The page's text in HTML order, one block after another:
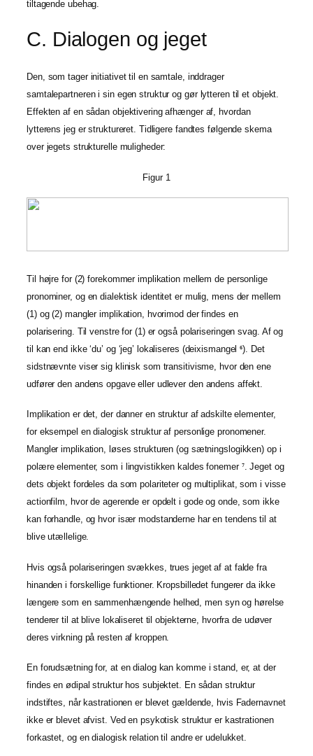
tiltagende ubehag.
C. Dialogen og jeget
Den, som tager initiativet til en samtale, inddrager
samtalepartneren i sin egen struktur og gør lytteren til et objekt.
Effekten af en sådan objektivering afhænger af, hvordan
lytterens jeg er struktureret. Tidligere fandtes følgende skema
over jegets strukturelle muligheder:
Figur 1
Til højre for (2) forekommer implikation mellem de personlige
pronominer, og en dialektisk identitet er mulig, mens der mellem
(1) og (2) mangler implikation, hvorimod der findes en
polarisering. Til venstre for (1) er også polariseringen svag. Af og
til kan end ikke ‘du’ og ‘jeg’ lokaliseres (deixismangel
6). Det
sidstnævnte viser sig klinisk som transitivisme, hvor den ene
udfører den andens opgave eller udlever den andens affekt.
Implikation er det, der danner en struktur af adskilte elementer,
for eksempel en dialogisk struktur af personlige pronomener.
Mangler implikation, løses strukturen (og sætningslogikken) op i
polære elementer, som i lingvistikken kaldes fonemer7. Jeget og
dets objekt fordeles da som polariteter og multiplikat, som i visse
actionfilm, hvor de agerende er opdelt i gode og onde, som ikke
kan forhandle, og hvor især modstanderne har en tendens til at
blive utællelige.
Hvis også polariseringen svækkes, trues jeget af at falde fra
hinanden i forskellige funktioner. Kropsbilledet fungerer da ikke
længere som en sammenhængende helhed, men syn og hørelse
tenderer til at blive lokaliseret til objekterne, hvorfra de udøver
deres virkning på resten af kroppen.
En forudsætning for, at en dialog kan komme i stand, er, at der
findes en ødipal struktur hos subjektet. En sådan struktur
indstiftes, når kastrationen er blevet gældende, hvis Fadernavnet
ikke er blevet afvist. Ved en psykotisk struktur er kastrationen
forkastet, og en dialogisk relation til andre er udelukket.